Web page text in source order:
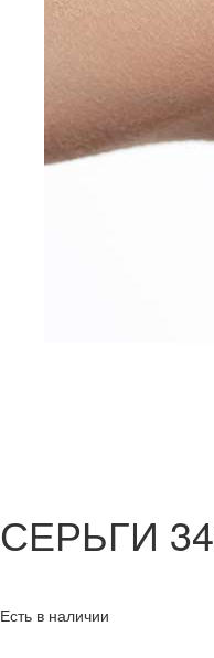
СЕРЬГИ
Есть в наличии